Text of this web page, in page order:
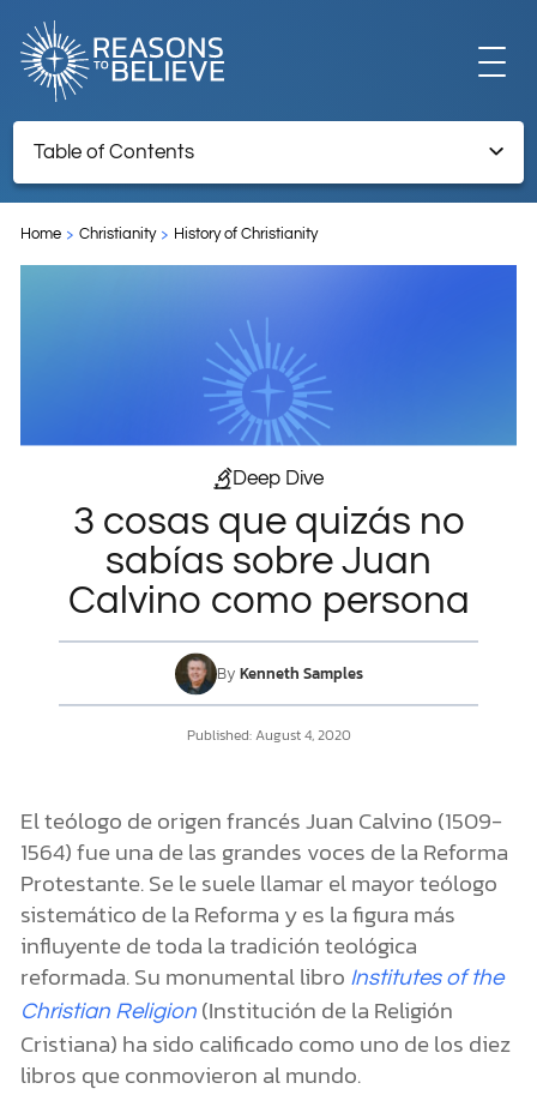
EXPLORE
GET INVOLVED
LIBRARY
DONATE
MY ACCOUNT
Table of Contents
persona
Home Christianity History of Christianity
Deep Dive
3 cosas que quizás no
sabías sobre Juan
Calvino como persona
By Kenneth Samples
Published:August 4, 2020
El teólogo de origen francés Juan Calvino (1509-
1564) fue una de las grandes voces de la Reforma
Protestante. Se le suele llamar el mayor teólogo
sistemático de la Reforma y es la figura más
influyente de toda la tradición teológica
reformada. Su monumental libro Institutes of the
Christian Religion(Institución de la Religión
Cristiana) ha sido calificado como uno de los diez
libros que conmovieron al mundo.